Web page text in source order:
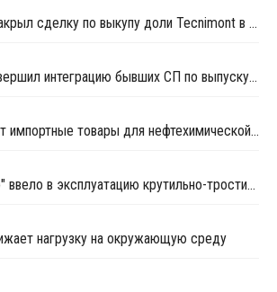
"Куйбышевазот" закрыл сделку по выкупу доли Tecnimont в совместном предприятии "Волгаферт"
КуйбышевАзот завершил интеграцию бывших СП по выпуску компаундов
Беларусь заменяет импортные товары для нефтехимической отрасли отечественными аналогами
"Курскхимволокно" ввело в эксплуатацию крутильно-тростильный комплекс
нагрузку на окружающую среду